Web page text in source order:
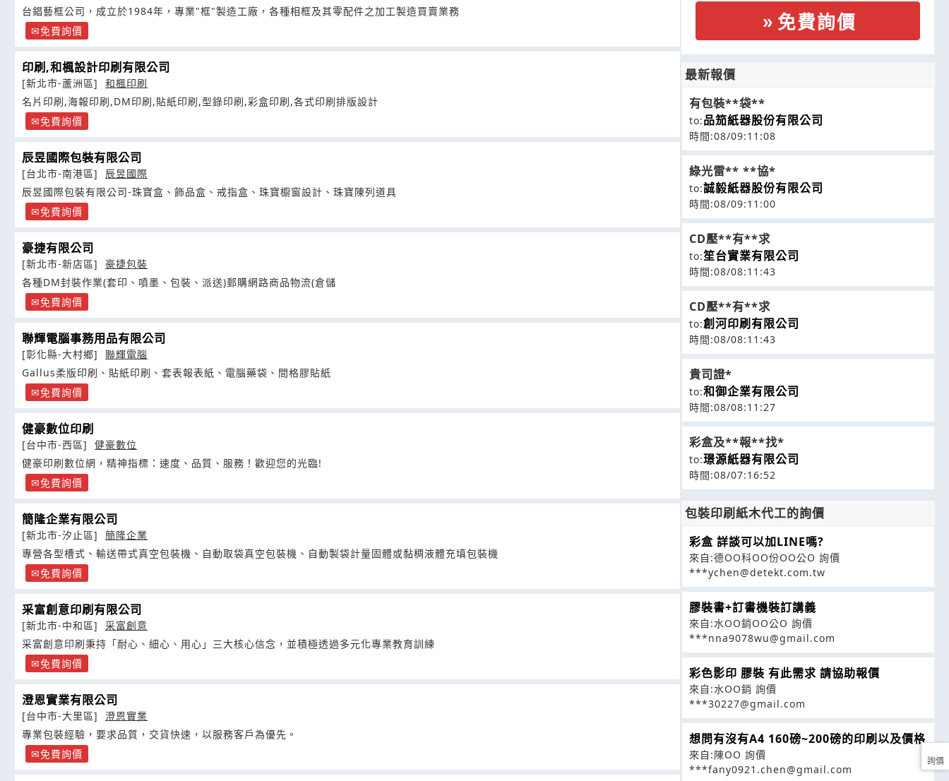
台錩藝框公司，成立於1984年，專業"框"製造工廠，各種相框及其零配件之加工製造買賣業務
免費詢價
印刷,和楓設計印刷有限公司
[新北市-蘆洲區]
和楓印刷
名片印刷,海報印刷,DM印刷,貼紙印刷,型錄印刷,彩盒印刷,各式印刷排版設計
免費詢價
辰昱國際包裝有限公司
[台北市-南港區]
辰昱國際
辰昱國際包裝有限公司-珠寶盒、飾品盒、戒指盒、珠寶櫥窗設計、珠寶陳列道具
免費詢價
豪捷有限公司
[新北市-新店區]
豪捷包裝
各種DM封裝作業(套印、噴墨、包裝、派送)郵購網路商品物流(倉儲
免費詢價
聯輝電腦事務用品有限公司
[彰化縣-大村鄉]
聯輝電腦
Gallus柔版印刷、貼紙印刷、套表報表紙、電腦藥袋、間格膠貼紙
免費詢價
健豪數位印刷
[台中市-西區]
健豪數位
健豪印刷數位網，精神指標：速度、品質、服務！歡迎您的光臨!
免費詢價
簡隆企業有限公司
[新北市-汐止區]
簡隆企業
專營各型槽式、輸送帶式真空包裝機、自動取袋真空包裝機、自動製袋計量固體或黏稠液體充填包裝機
免費詢價
采富創意印刷有限公司
[新北市-中和區]
采富創意
采富創意印刷秉持「耐心、細心、用心」三大核心信念，並積極透過多元化專業教育訓練
免費詢價
澄恩實業有限公司
[台中市-大里區]
澄恩實業
專業包裝經驗，要求品質，交貨快速，以服務客戶為優先。
免費詢價
免費詢價
最新報價
有包裝**袋**
to:品笳紙器股份有限公司
時間:08/09:11:08
綠光雷** **協*
to:誠毅紙器股份有限公司
時間:08/09:11:00
CD壓**有**求
to:笙台實業有限公司
時間:08/08:11:43
CD壓**有**求
to:創河印刷有限公司
時間:08/08:11:43
貴司證*
to:和御企業有限公司
時間:08/08:11:27
彩盒及**報**找*
to:璟源紙器有限公司
時間:08/07:16:52
包裝印刷紙木代工的詢價
彩盒 詳談可以加LINE嗎?
來自:德OO科OO份OO公O 詢價
***ychen@detekt.com.tw
膠裝書+訂書機裝訂講義
來自:水OO銷OO公O 詢價
***nna9078wu@gmail.com
彩色影印 膠裝 有此需求 請協助報價
來自:水OO銷 詢價
***30227@gmail.com
想問有沒有A4 160磅~200磅的印刷以及價格
來自:陳OO 詢價
***fany0921.chen@gmail.com
詢價